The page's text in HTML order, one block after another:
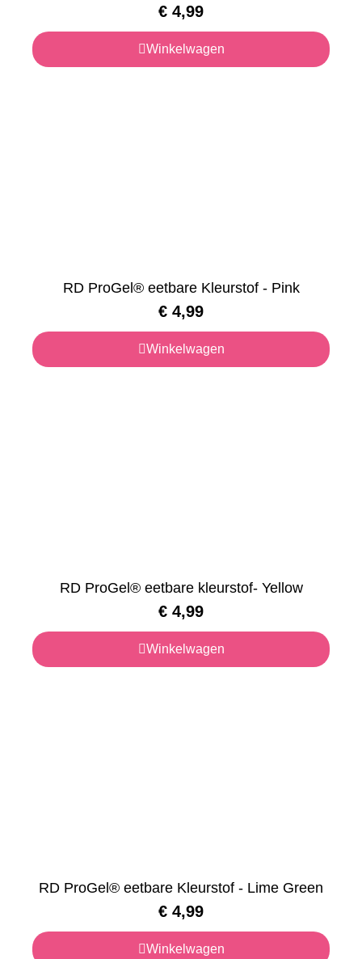
€ 4,99
Winkelwagen
RD ProGel® eetbare Kleurstof - Pink
€ 4,99
Winkelwagen
RD ProGel® eetbare kleurstof- Yellow
€ 4,99
Winkelwagen
RD ProGel® eetbare Kleurstof - Lime Green
€ 4,99
Winkelwagen